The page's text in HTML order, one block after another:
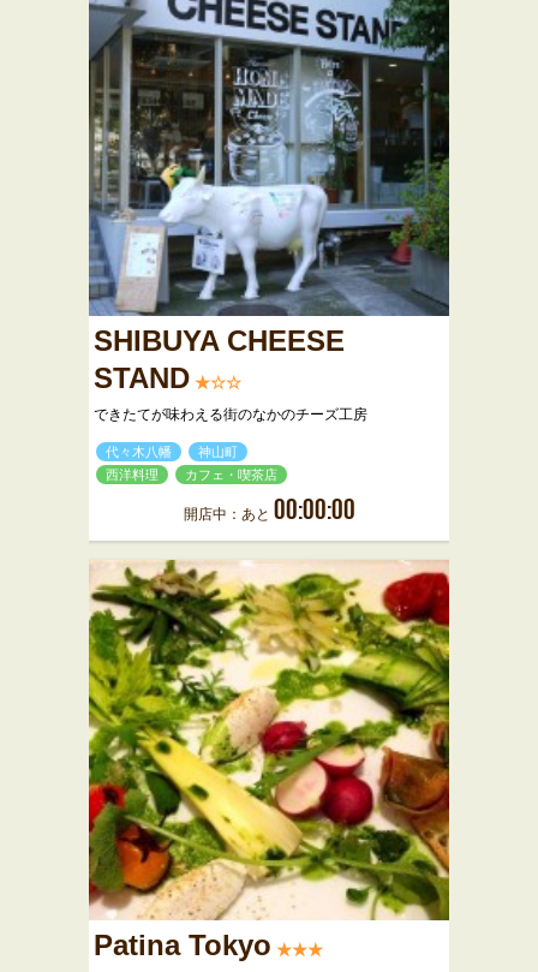
SHIBUYA CHEESE
STAND ★☆☆
できたてが味わえる街のなかのチーズ工房
代々木八幡
神山町
西洋料理
カフェ・喫茶店
開店中：あと 00:00:00
Patina Tokyo ★★★